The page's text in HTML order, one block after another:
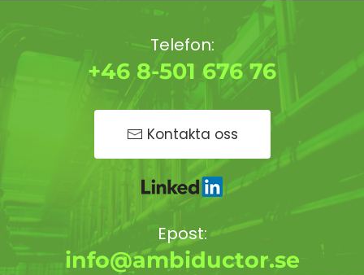
Telefon:
+46 8-501 676 76
Kontakta oss
Epost:
info@ambiductor.se